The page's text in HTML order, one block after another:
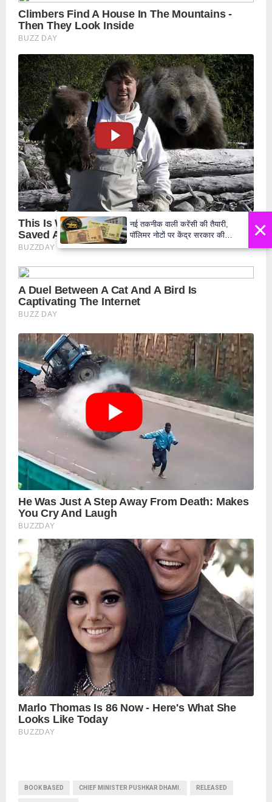
BOOK BASED CHIEF MINISTER PUSHKAR DHAMI. RELEASED
×
नई तकनीक वाली करेंसी की तैयारी,
पॉलिमर नोटों पर केंद्र सरकार की
मुहर,जल्द बाजार में दिखेंगे प्लास्टिक के
Manch PM Modi U